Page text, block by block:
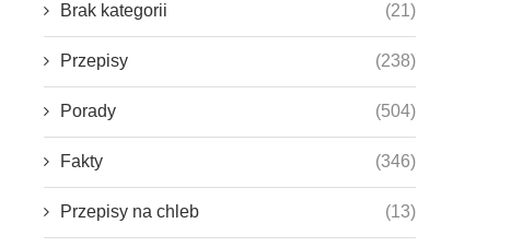
Brak kategorii (21)
Przepisy (238)
Porady (504)
Fakty (346)
Przepisy na chleb (13)